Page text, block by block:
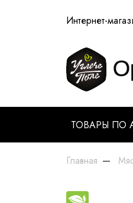
Интернет-
ТОВАРЫ ПО
Главная